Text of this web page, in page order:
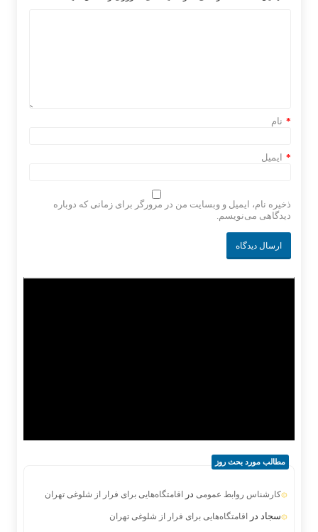
نام *
ایمیل *
ذخیره نام، ایمیل و وبسایت من در مرورگر برای زمانی که دوباره
دیدگاهی می‌نویسم.
مطالب مورد بحث روز
کارشناس روابط عمومی در اقامتگاه‌هایی برای فرار از شلوغی تهران
سجاد در اقامتگاه‌هایی برای فرار از شلوغی تهران